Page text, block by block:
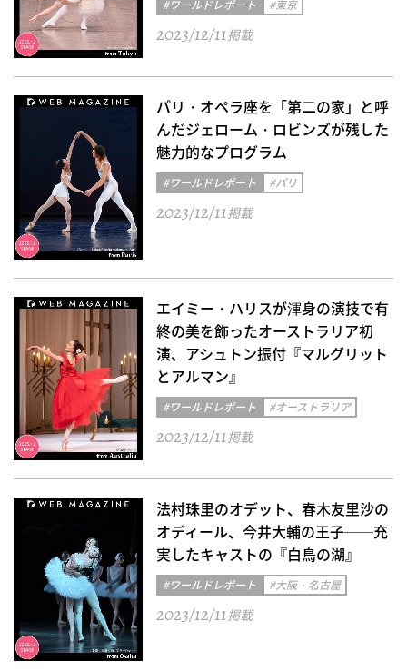
#ワールドレポート #東京
2023/12/11掲載
パリ・オペラ座を「第二の家」と呼
んだジェローム・ロビンズが残した
魅力的なプログラム
#ワールドレポート #パリ
2023/12/11掲載
エイミー・ハリスが渾身の演技で有
終の美を飾ったオーストラリア初
演、アシュトン振付『マルグリット
とアルマン』
#ワールドレポート #オーストラリア
2023/12/11掲載
法村珠里のオデット、春木友里沙の
オディール、今井大輔の王子──充
実したキャストの『白鳥の湖』
#ワールドレポート #大阪・名古屋
2023/12/11掲載